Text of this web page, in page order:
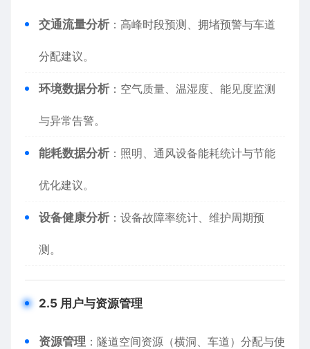
​交通流量分析​ ​：高峰时段预测、拥堵预警与车道
分配建议。
​环境数据分析​ ​：空气质量、温湿度、能见度监测
与异常告警。
​能耗数据分析​ ​：照明、通风设备能耗统计与节能
优化建议。
​设备健康分析​ ​：设备故障率统计、维护周期预
测。
​2.5 用户与资源管理​
​资源管理​ ​：隧道空间资源（横洞、车道）分配与使